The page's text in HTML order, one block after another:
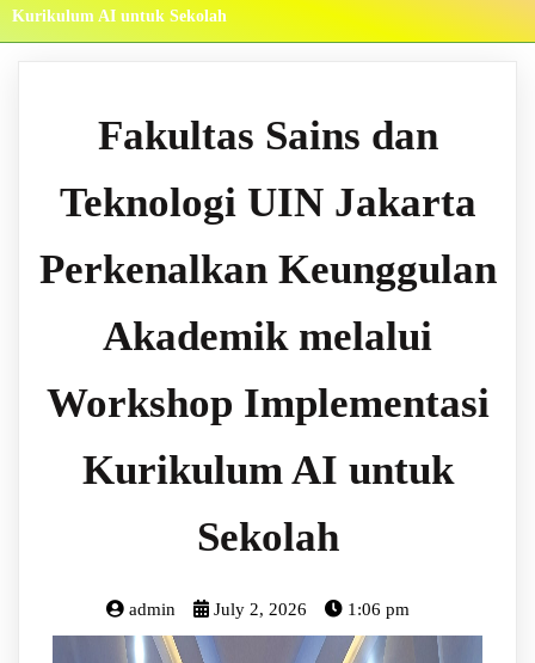
Kurikulum AI untuk Sekolah
Fakultas Sains dan
Teknologi UIN Jakarta
Perkenalkan Keunggulan
Akademik melalui
Workshop Implementasi
Kurikulum AI untuk
Sekolah
admin July 2, 2026 1:06 pm